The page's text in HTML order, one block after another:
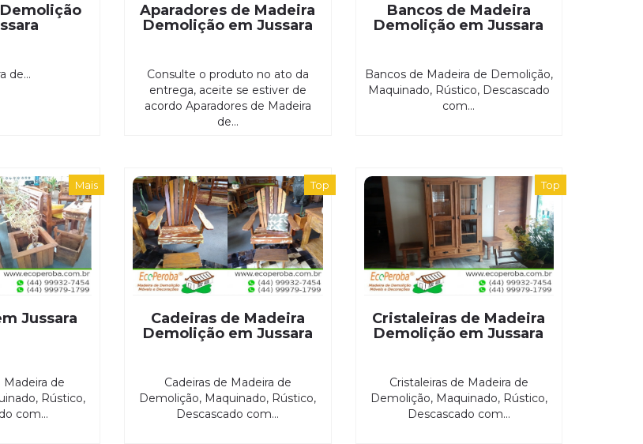
de...
Aparadores de Madeira
Demolição em Jussara
Consulte o produto no ato da
entrega, aceite se estiver de
acordo Aparadores de Madeira
de...
Bancos de Madeira
Demolição em Jussara
Bancos de Madeira de Demolição,
Maquinado, Rústico, Descascado
com...
Jussara
Madeira de
Rústico,
com...
Mais
Cadeiras de Madeira
Demolição em Jussara
Cadeiras de Madeira de
Demolição, Maquinado, Rústico,
Descascado com...
Top
Cristaleiras de Madeira
Demolição em Jussara
Cristaleiras de Madeira de
Demolição, Maquinado, Rústico,
Descascado com...
Top